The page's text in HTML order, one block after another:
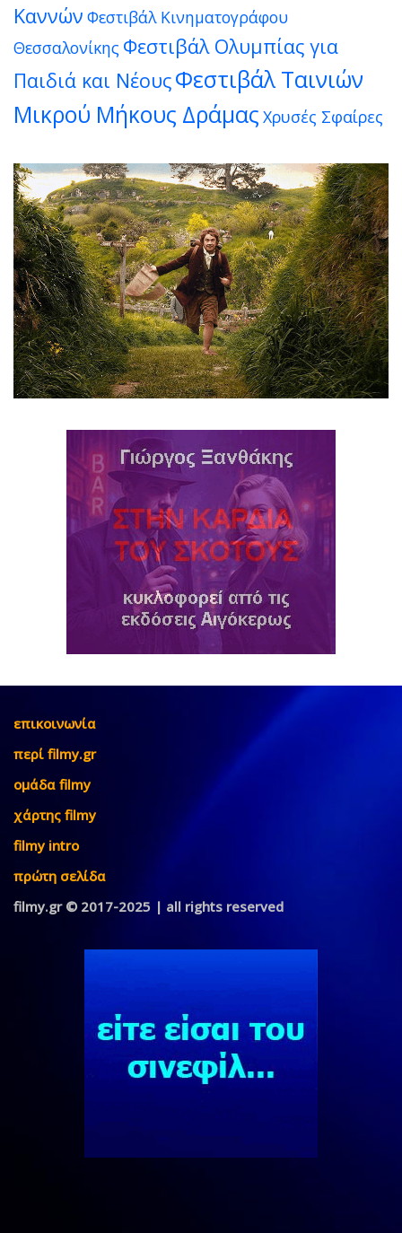
Καννών Φεστιβάλ Κινηματογράφου
Θεσσαλονίκης Φεστιβάλ Ολυμπίας για
Παιδιά και ΝέουςΦεστιβάλ Ταινιών
Μικρού Μήκους Δράμας Χρυσές Σφαίρες
επικοινωνία
περί filmy.gr
ομάδα filmy
χάρτης filmy
filmy intro
πρώτη σελίδα
filmy.gr © 2017-2025 | all rights reserved